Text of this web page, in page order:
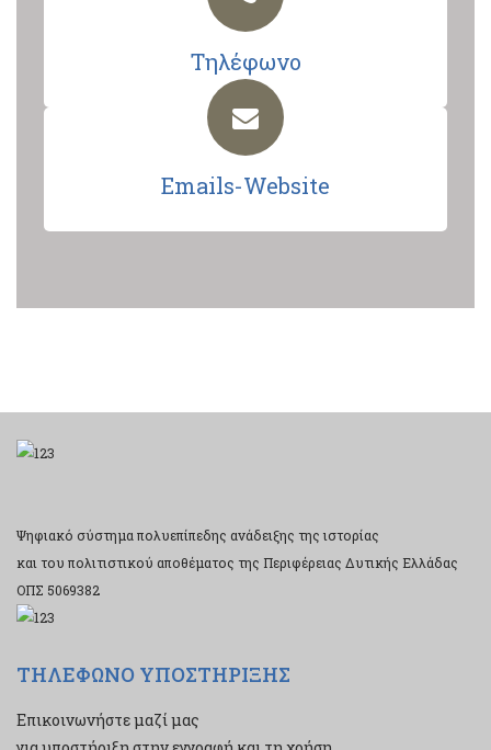
Τηλέφωνο
Emails-Website
Ψηφιακό σύστημα πολυεπίπεδης ανάδειξης της ιστορίας
και του πολιτιστικού αποθέματος της Περιφέρειας Δυτικής Ελλάδας
ΟΠΣ 5069382
ΤΗΛΕΦΩΝΟ ΥΠΟΣΤΗΡΙΞΗΣ
Επικοινωνήστε μαζί μας